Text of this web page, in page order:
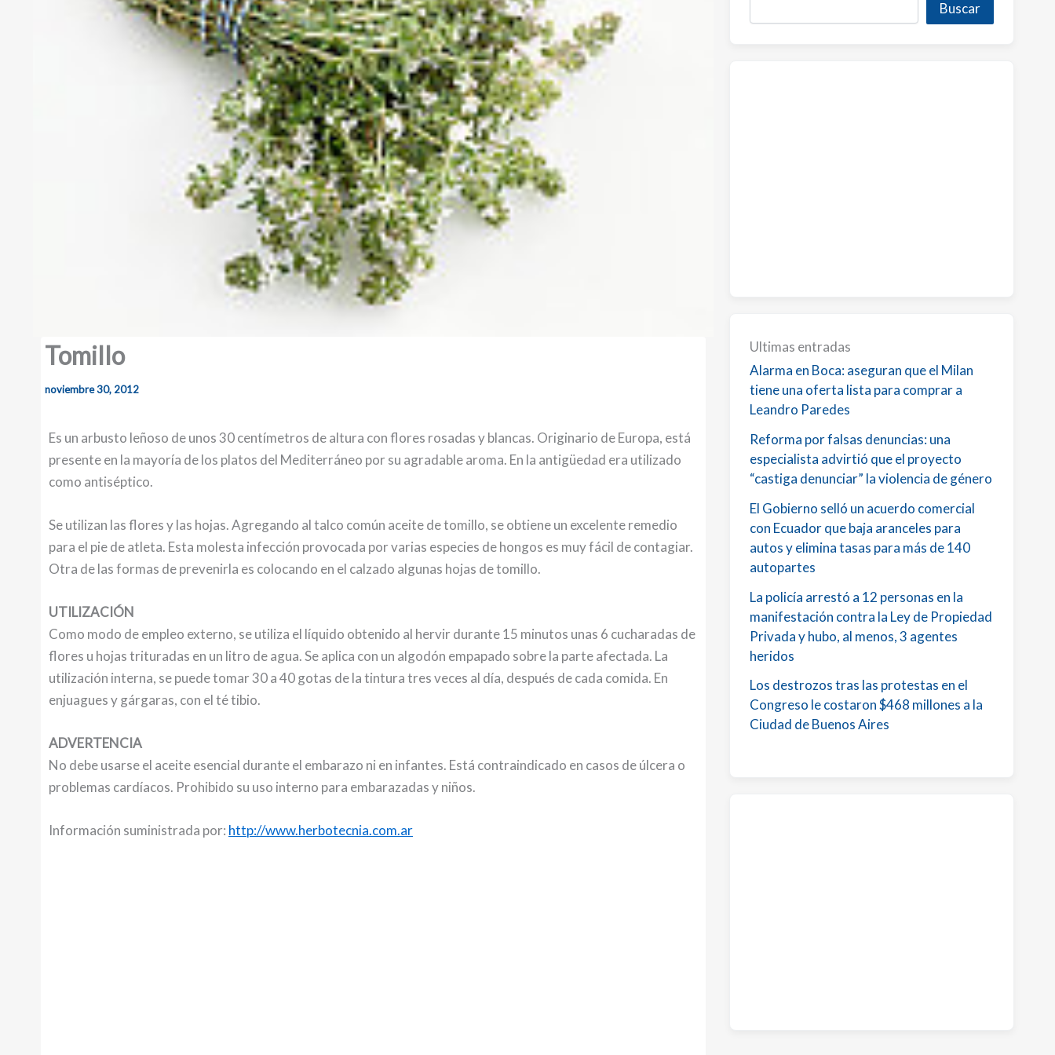
Tomillo
noviembre 30, 2012
Es un arbusto leñoso de unos 30 centímetros de altura con flores rosadas y blancas. Originario de Europa, está
presente en la mayoría de los platos del Mediterráneo por su agradable aroma. En la antigüedad era utilizado
como antiséptico.
Se utilizan las flores y las hojas. Agregando al talco común aceite de tomillo, se obtiene un excelente remedio
para el pie de atleta. Esta molesta infección provocada por varias especies de hongos es muy fácil de contagiar.
Otra de las formas de prevenirla es colocando en el calzado algunas hojas de tomillo.
UTILIZACIÓN
Como modo de empleo externo, se utiliza el líquido obtenido al hervir durante 15 minutos unas 6 cucharadas de
flores u hojas trituradas en un litro de agua. Se aplica con un algodón empapado sobre la parte afectada. La
utilización interna, se puede tomar 30 a 40 gotas de la tintura tres veces al día, después de cada comida. En
enjuagues y gárgaras, con el té tibio.
ADVERTENCIA
No debe usarse el aceite esencial durante el embarazo ni en infantes. Está contraindicado en casos de úlcera o
problemas cardíacos. Prohibido su uso interno para embarazadas y niños.
Información suministrada por: http://www.herbotecnia.com.ar
Buscar
Ultimas entradas
Alarma en Boca: aseguran que el Milan
tiene una oferta lista para comprar a
Leandro Paredes
Reforma por falsas denuncias: una
especialista advirtió que el proyecto
“castiga denunciar” la violencia de género
El Gobierno selló un acuerdo comercial
con Ecuador que baja aranceles para
autos y elimina tasas para más de 140
autopartes
La policía arrestó a 12 personas en la
manifestación contra la Ley de Propiedad
Privada y hubo, al menos, 3 agentes
heridos
Los destrozos tras las protestas en el
Congreso le costaron $468 millones a la
Ciudad de Buenos Aires